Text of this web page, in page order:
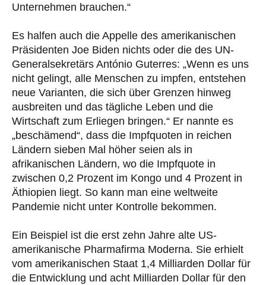
Unternehmen brauchen.“
Es halfen auch die Appelle des amerikanischen
Präsidenten Joe Biden nichts oder die des UN-
Generalsekretärs António Guterres: „Wenn es uns
nicht gelingt, alle Menschen zu impfen, entstehen
neue Varianten, die sich über Grenzen hinweg
ausbreiten und das tägliche Leben und die
Wirtschaft zum Erliegen bringen.“ Er nannte es
„beschämend“, dass die Impfquoten in reichen
Ländern sieben Mal höher seien als in
afrikanischen Ländern, wo die Impfquote in
zwischen 0,2 Prozent im Kongo und 4 Prozent in
Äthiopien liegt. So kann man eine weltweite
Pandemie nicht unter Kontrolle bekommen.
Ein Beispiel ist die erst zehn Jahre alte US-
amerikanische Pharmafirma Moderna. Sie erhielt
vom amerikanischen Staat 1,4 Milliarden Dollar für
die Entwicklung und acht Milliarden Dollar für den